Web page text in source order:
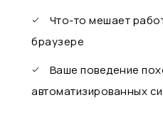
Что-то мешает
браузере
Ваше поведение
автоматизированных